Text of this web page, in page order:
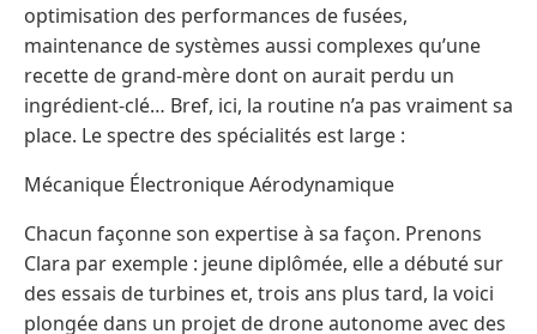
optimisation des performances de fusées,
maintenance de systèmes aussi complexes qu’une
recette de grand-mère dont on aurait perdu un
ingrédient-clé… Bref, ici, la routine n’a pas vraiment sa
place. Le spectre des spécialités est large :
Mécanique Électronique Aérodynamique
Chacun façonne son expertise à sa façon. Prenons
Clara par exemple : jeune diplômée, elle a débuté sur
des essais de turbines et, trois ans plus tard, la voici
plongée dans un projet de drone autonome avec des